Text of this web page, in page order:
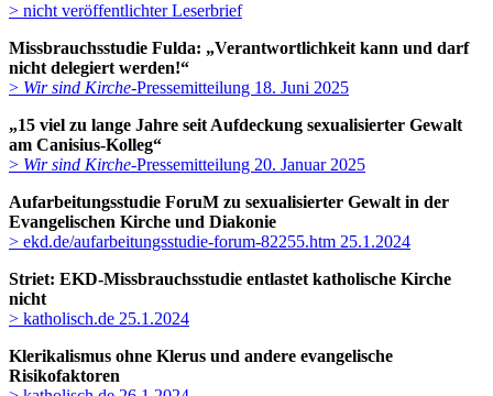
> nicht veröffentlichter Leserbrief
Missbrauchsstudie Fulda: „Verantwortlichkeit kann und darf
nicht delegiert werden!“
> Wir sind Kirche-Pressemitteilung 18. Juni 2025
„15 viel zu lange Jahre seit Aufdeckung sexualisierter Gewalt
am Canisius-Kolleg“
> Wir sind Kirche-Pressemitteilung 20. Januar 2025
Aufarbeitungsstudie ForuM zu sexualisierter Gewalt in der
Evangelischen Kirche und Diakonie
> ekd.de/aufarbeitungsstudie-forum-82255.htm 25.1.2024
Striet: EKD-Missbrauchsstudie entlastet katholische Kirche
nicht
> katholisch.de 25.1.2024
Klerikalismus ohne Klerus und andere evangelische
Risikofaktoren